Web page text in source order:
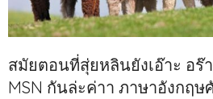
สมัยตอนที่สุ่ยหลินยังเอ๊าะ อร๊
MSN กันล่ะค่าา ภาษาอังกฤ